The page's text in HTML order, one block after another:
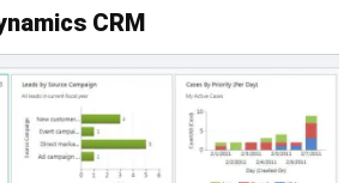
CRM